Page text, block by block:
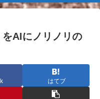
をAIにノリノリの
はてブ